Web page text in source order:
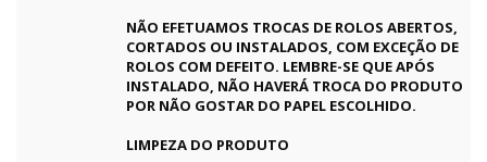
NÃO EFETUAMOS TROCAS DE ROLOS ABERTOS,
CORTADOS OU INSTALADOS, COM EXCEÇÃO DE
ROLOS COM DEFEITO. LEMBRE-SE QUE APÓS
INSTALADO, NÃO HAVERÁ TROCA DO PRODUTO
POR NÃO GOSTAR DO PAPEL ESCOLHIDO.
LIMPEZA DO PRODUTO